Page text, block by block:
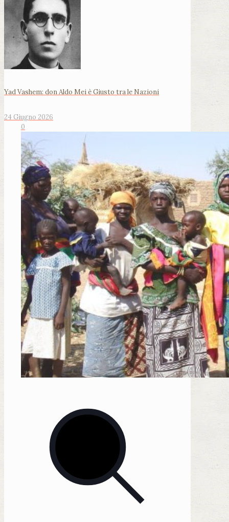
Yad Vashem: don Aldo Mei è Giusto tra le Nazioni
24 Giugno 2026
0